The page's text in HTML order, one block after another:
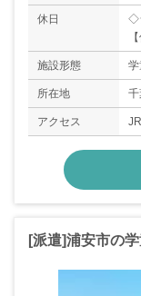
休日
◇
施設形態
所在地
アクセス
[派遣]浦安市の